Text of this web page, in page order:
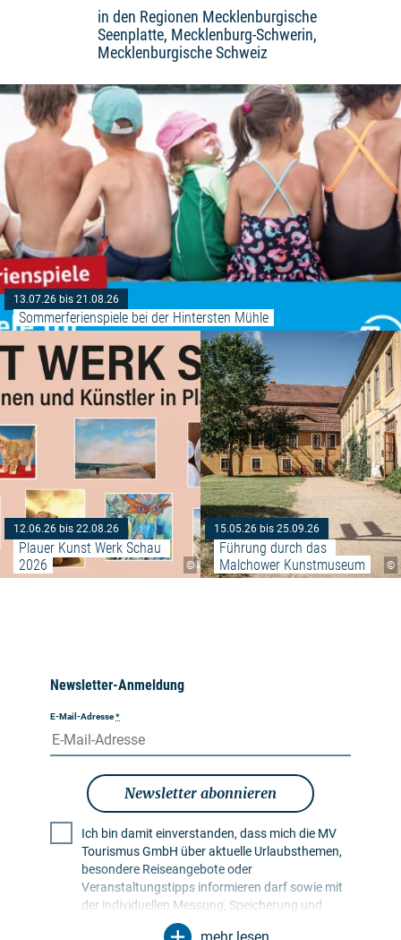
in den Regionen Mecklenburgische
Seenplatte, Mecklenburg-Schwerin,
Mecklenburgische Schweiz
13.07.26 bis 21.08.26
Sommerferienspiele bei der Hintersten Mühle
©
12.06.26 bis 22.08.26
Plauer Kunst Werk Schau
2026
Weiterlesen: "Plauer Kunst
©
15.05.26 bis 25.09.26
Führung durch das
Malchower Kunstmuseum
Newsletter-Anmeldung
E-Mail-Adresse*
Newsletter abonnieren
Ich bin damit einverstanden, dass mich die MV
Tourismus GmbH über aktuelle Urlaubsthemen,
besondere Reiseangebote oder
Veranstaltungstipps informieren darf sowie mit
der individuellen Messung, Speicherung und
Auswertung von Öffnungs- und Klickraten in